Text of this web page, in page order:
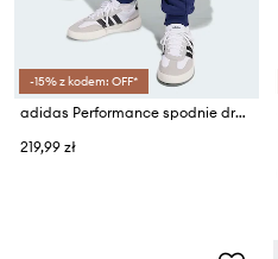
-15% z kodem: OFF*
adidas Performance spodnie dresowe dziecięce
219,99 zł